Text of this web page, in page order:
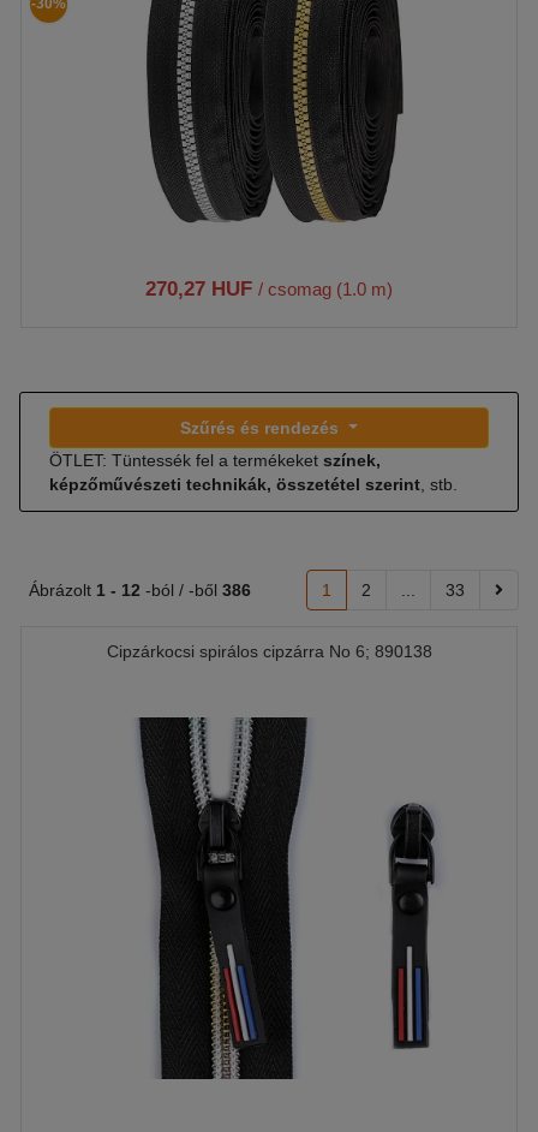
-30%
270,27 HUF / csomag (1.0 m)
Szűrés és rendezés
ÖTLET: Tüntessék fel a termékeket színek,
képzőművészeti technikák, összetétel szerint , stb.
Ábrázolt 1 - 12 -ból / -ből 386 1 2 33
Cipzárkocsi spirálos cipzárra No 6; 890138